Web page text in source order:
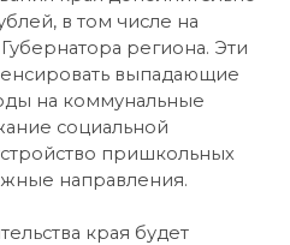
в том числе на
региона. Эти
выпадающие
на коммунальные
социальной
пришкольных
направления.
края будет